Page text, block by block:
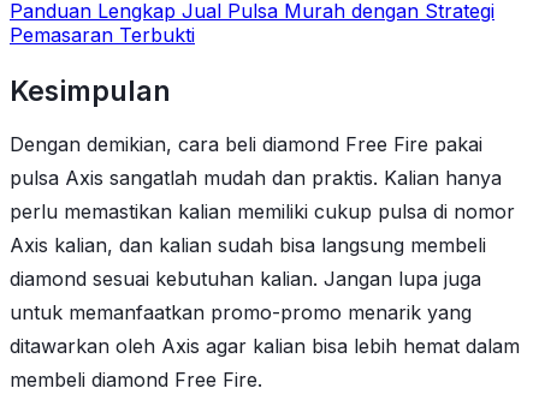
Panduan Lengkap Jual Pulsa Murah dengan Strategi
Pemasaran Terbukti
Kesimpulan
Dengan demikian, cara beli diamond Free Fire pakai
pulsa Axis sangatlah mudah dan praktis. Kalian hanya
perlu memastikan kalian memiliki cukup pulsa di nomor
Axis kalian, dan kalian sudah bisa langsung membeli
diamond sesuai kebutuhan kalian. Jangan lupa juga
untuk memanfaatkan promo-promo menarik yang
ditawarkan oleh Axis agar kalian bisa lebih hemat dalam
membeli diamond Free Fire.